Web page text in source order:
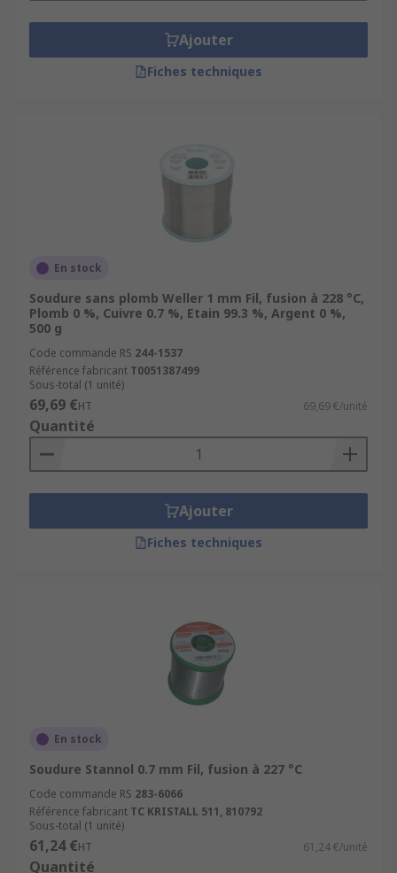
Ajouter
Fiches techniques
En stock
Soudure sans plomb Weller 1 mm Fil, fusion à 228 °C,
Plomb 0 %, Cuivre 0.7 %, Etain 99.3 %, Argent 0 %,
500 g
Code commande RS 244-1537
Référence fabricant T0051387499
Sous-total (1 unité)
69,69 €HT 69,69 €/unité
Quantité
Ajouter
Fiches techniques
En stock
Soudure Stannol 0.7 mm Fil, fusion à 227 °C
Code commande RS 283-6066
Référence fabricant TC KRISTALL 511, 810792
Sous-total (1 unité)
61,24 €HT 61,24 €/unité
Quantité